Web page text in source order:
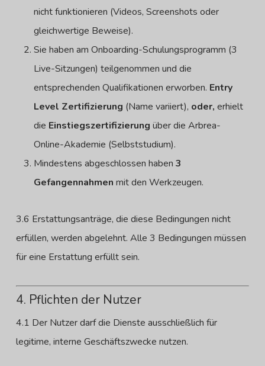
nicht funktionieren (Videos, Screenshots oder
gleichwertige Beweise).
Sie haben am Onboarding-Schulungsprogramm (3
Live-Sitzungen) teilgenommen und die
entsprechenden Qualifikationen erworben. Entry
Level Zertifizierung (Name variiert), oder, erhielt
die Einstiegszertifizierung über die Arbrea-
Online-Akademie (Selbststudium).
Mindestens abgeschlossen haben 3
Gefangennahmen mit den Werkzeugen.
3.6 Erstattungsanträge, die diese Bedingungen nicht
erfüllen, werden abgelehnt. Alle 3 Bedingungen müssen
für eine Erstattung erfüllt sein.
4. Pflichten der Nutzer
4.1 Der Nutzer darf die Dienste ausschließlich für
legitime, interne Geschäftszwecke nutzen.